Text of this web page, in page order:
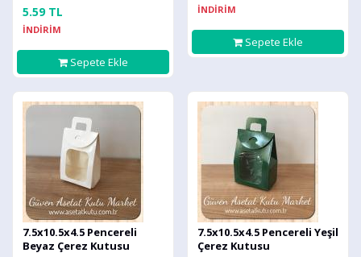
5.59 TL
İNDİRİM
Sepete Ekle
İNDİRİM
Sepete Ekle
7.5x10.5x4.5 Pencereli
Beyaz Çerez Kutusu
7.5x10.5x4.5 Pencereli Yeşil
Çerez Kutusu